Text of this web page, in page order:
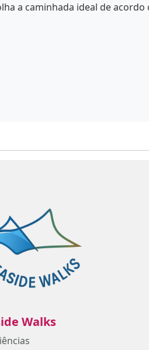
a caminhada ideal de
Walks